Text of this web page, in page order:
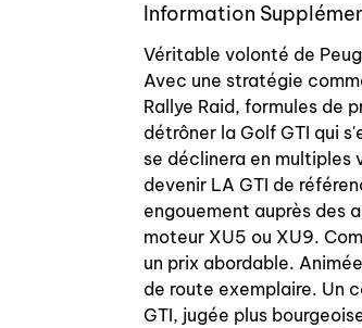
Information
Véritable volonté de
Avec une stratégie
Rallye Raid, formules de
détrôner la Golf GTI qui
se déclinera en multiples
devenir LA GTI de
engouement auprès des
moteur XU5 ou XU9.
un prix abordable.
de route exemplaire. Un
GTI, jugée plus